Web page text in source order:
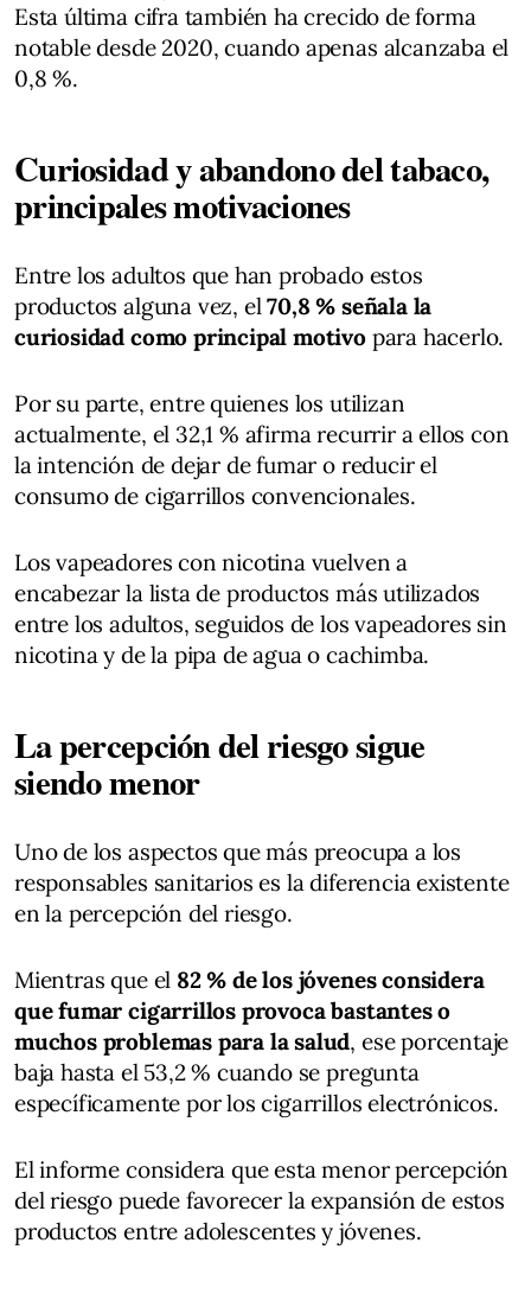
Esta última cifra también ha crecido de forma
notable desde 2020, cuando apenas alcanzaba el
0,8 %.
Curiosidad y abandono del tabaco,
principales motivaciones
Entre los adultos que han probado estos
productos alguna vez, el70,8 % señala la
curiosidad como principal motivopara hacerlo.
Por su parte, entre quienes los utilizan
actualmente, el 32,1 % afirma recurrir a ellos con
la intención de dejar de fumar o reducir el
consumo de cigarrillos convencionales.
Los vapeadores con nicotina vuelven a
encabezar la lista de productos más utilizados
entre los adultos, seguidos de los vapeadores sin
nicotina y de la pipa de agua o cachimba.
La percepción del riesgo sigue
siendo menor
Uno de los aspectos que más preocupa a los
responsables sanitarios es la diferencia existente
en la percepción del riesgo.
Mientras que el 82 % de los jóvenes considera
que fumar cigarrillos provoca bastantes o
muchos problemas para la salud, ese porcentaje
baja hasta el 53,2 % cuando se pregunta
específicamente por los cigarrillos electrónicos.
El informe considera que esta menor percepción
del riesgo puede favorecer la expansión de estos
productos entre adolescentes y jóvenes.